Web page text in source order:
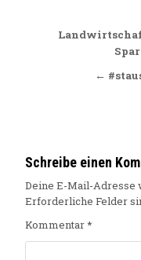
←
Schreibe einen
Deine E-Mail-
Erforderliche Felder
Kommentar*